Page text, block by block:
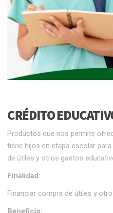
CRÉDITO
Productos que nos permite
tiene hijos en etapa escolar
de útiles y otros gastos
Finalidad:
Financiar compra de útiles y
Beneficio: